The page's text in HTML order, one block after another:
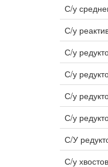
С/у
С/у
С/у
С/у
С/у
С/у
С/У
С/у